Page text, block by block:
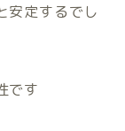
安定するでし
です